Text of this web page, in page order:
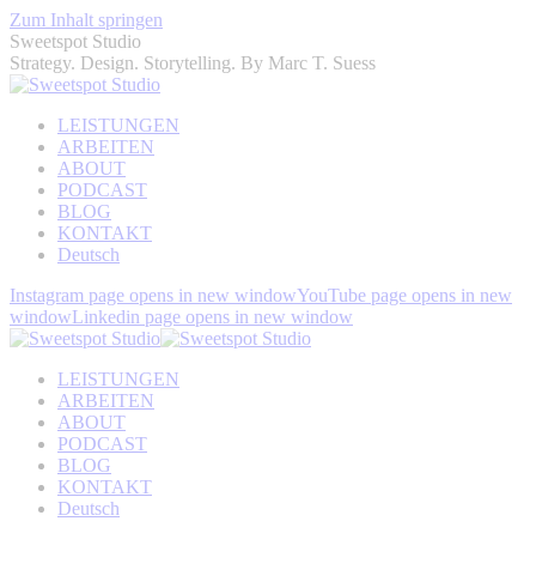
Zum Inhalt springen
Sweetspot Studio
Strategy. Design. Storytelling. By Marc T. Suess
LEISTUNGEN
ARBEITEN
ABOUT
PODCAST
BLOG
KONTAKT
Deutsch
Instagram page opens in new windowYouTube page opens in new
windowLinkedin page opens in new window
LEISTUNGEN
ARBEITEN
ABOUT
PODCAST
BLOG
KONTAKT
Deutsch